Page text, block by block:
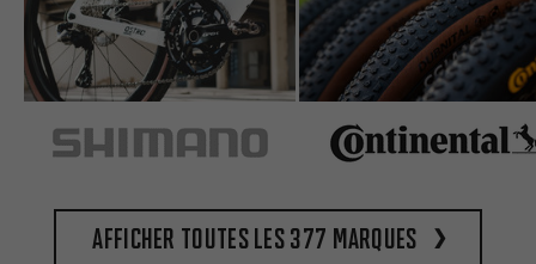
Afficher toutes les 377 marques